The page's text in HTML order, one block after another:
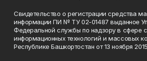
Свидетельство о регистрации средства
информации ПИ № ТУ 02-01487 выданное
Федеральной службы по надзору в сфере
информационных технологий и массовых
Республике Башкортостан от 13 ноября